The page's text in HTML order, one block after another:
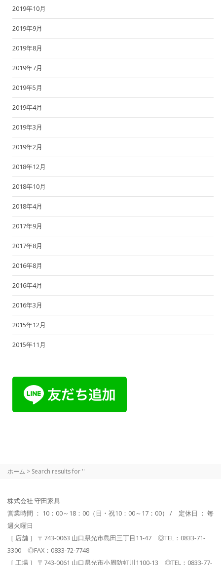
2019年10月
2019年9月
2019年8月
2019年7月
2019年5月
2019年4月
2019年3月
2019年2月
2018年12月
2018年10月
2018年4月
2017年9月
2017年8月
2016年8月
2016年4月
2016年3月
2015年12月
2015年11月
ホーム > Search results for ''
株式会社 守田家具
営業時間 ： 10：00～18：00（日・祝10：00～17：00） / 定休日 ： 毎
週火曜日
［ 店舗 ］ 〒743-0063 山口県光市島田三丁目11-47 ◎TEL：0833-71-
3300 ◎FAX：0833-72-7748
［ 工場 ］ 〒743-0061 山口県光市小周防虹川1100-13 ◎TEL：0833-77-